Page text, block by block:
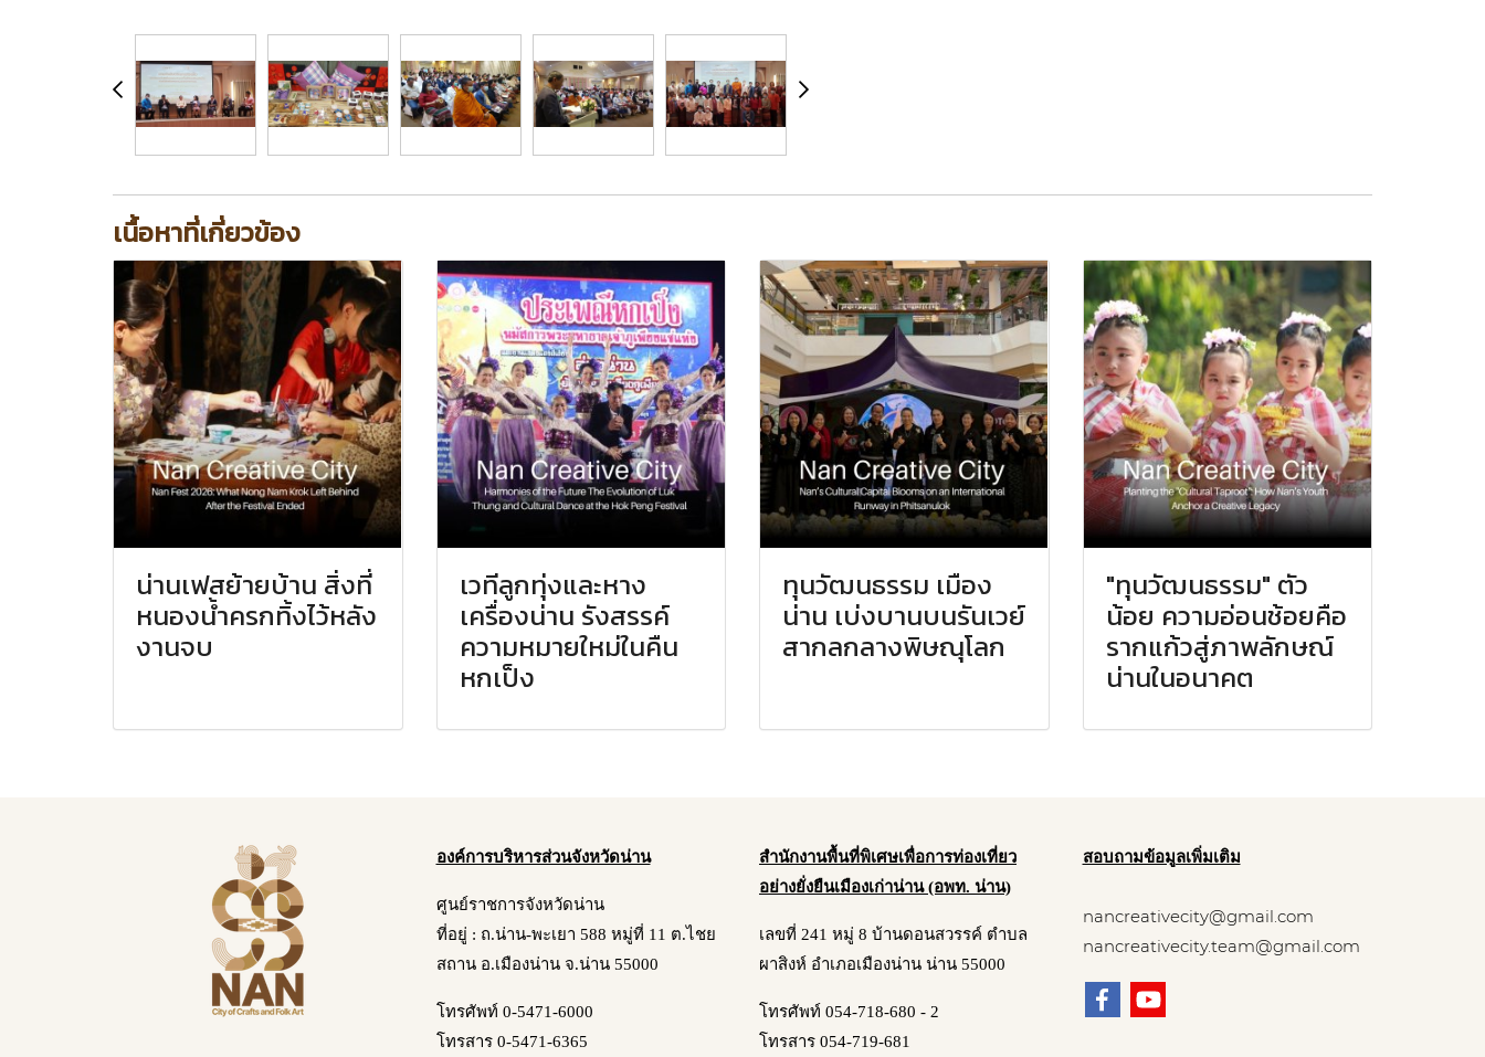
เนื้อหาที่เกี่ยวข้อง
น่านเฟสย้ายบ้าน สิ่งที่
หนองน้ำครกทิ้งไว้หลัง
งานจบ
เวทีลูกทุ่งและหาง
เครื่องน่าน รังสรรค์
ความหมายใหม่ในคืน
หกเป็ง
ทุนวัฒนธรรม เมือง
น่าน เบ่งบานบนรันเวย์
สากลกลางพิษณุโลก
"ทุนวัฒนธรรม" ตัว
น้อย ความอ่อนช้อยคือ
รากแก้วสู่ภาพลักษณ์
น่านในอนาคต
องค์การบริหารส่วนจังหวัดน่าน
ศูนย์ราชการจังหวัดน่าน
ที่อยู่ : ถ.น่าน-พะเยา 588 หมู่ที่ 11 ต.ไชย
สถาน อ.เมืองน่าน จ.น่าน 55000
โทรศัพท์ 0-5471-6000
โทรสาร 0-5471-6365
สำนักงานพื้นที่พิเศษเพื่อการท่องเที่ยว
อย่างยั่งยืนเมืองเก่าน่าน (อพท. น่าน)
เลขที่ 241 หมู่ 8 บ้านดอนสวรรค์ ตำบล
ผาสิงห์ อำเภอเมืองน่าน น่าน 55000
โทรศัพท์ 054-718-680 - 2
โทรสาร 054-719-681
สอบถามข้อมูลเพิ่มเติม
nancreativecity@gmail.com
nancreativecity.team@gmail.com